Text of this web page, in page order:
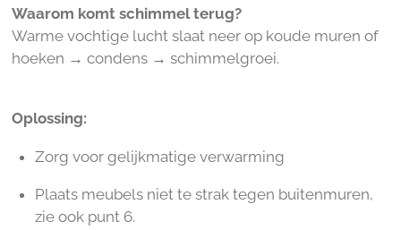
Waarom komt schimmel terug?
Warme vochtige lucht slaat neer op koude muren of
hoeken → condens → schimmelgroei.
Oplossing:
Zorg voor gelijkmatige verwarming
Plaats meubels niet te strak tegen buitenmuren,
zie ook punt 6.